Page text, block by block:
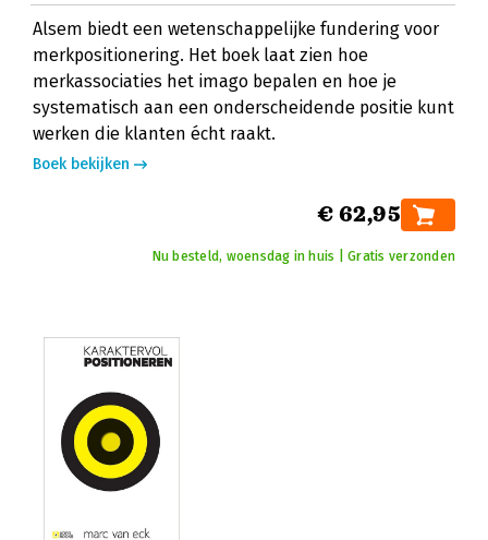
Alsem biedt een wetenschappelijke fundering voor
merkpositionering. Het boek laat zien hoe
merkassociaties het imago bepalen en hoe je
systematisch aan een onderscheidende positie kunt
werken die klanten écht raakt.
Boek bekijken
€ 62,95
Nu besteld, woensdag in huis | Gratis verzonden